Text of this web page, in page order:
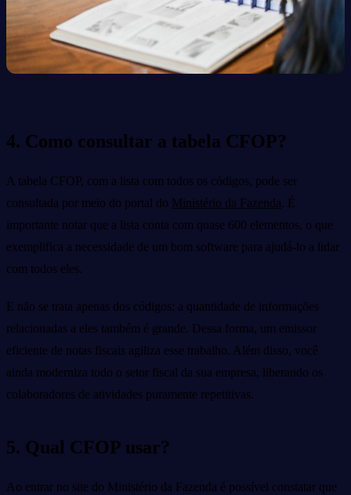
4. Como consultar a tabela CFOP?
A tabela CFOP, com a lista com todos os códigos, pode ser
consultada por meio do portal do Ministério da Fazenda. É
importante notar que a lista conta com quase 600 elementos, o que
exemplifica a necessidade de um bom software para ajudá-lo a lidar
com todos eles.
E não se trata apenas dos códigos: a quantidade de informações
relacionadas a eles também é grande. Dessa forma, um emissor
eficiente de notas fiscais agiliza esse trabalho. Além disso, você
ainda moderniza todo o setor fiscal da sua empresa, liberando os
colaboradores de atividades puramente repetitivas.
5. Qual CFOP usar?
Ao entrar no site do Ministério da Fazenda é possível constatar que